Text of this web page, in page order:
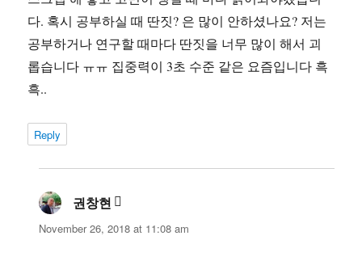
다. 혹시 공부하실 때 딴짓? 은 많이 안하셨나요? 저는
공부하거나 연구할 때마다 딴짓을 너무 많이 해서 괴
롭습니다 ㅠㅠ 집중력이 3초 수준 같은 요즘입니다 흑
흑..
Reply
권창현 says:
November 26, 2018 at 11:08 am